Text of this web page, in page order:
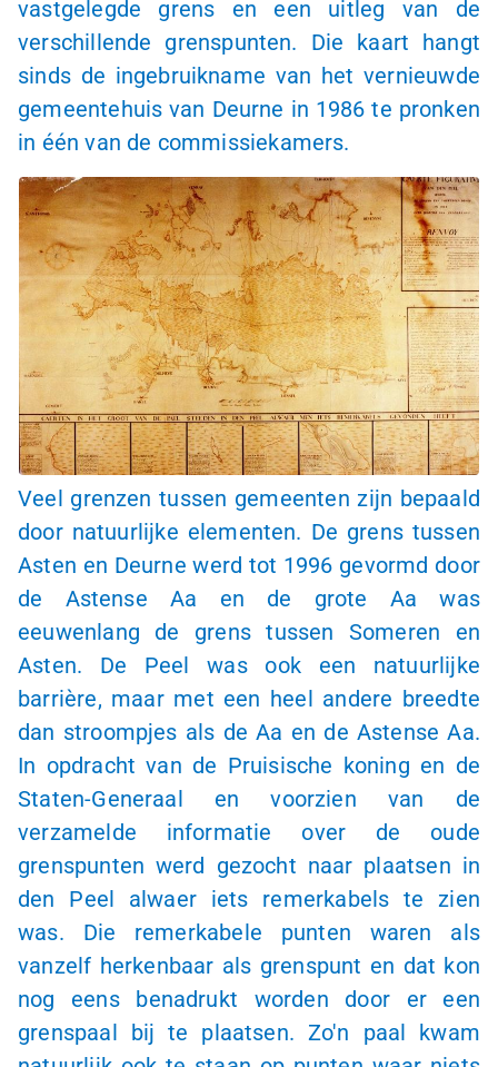
vastgelegde grens en een uitleg van de
verschillende grenspunten. Die kaart hangt
sinds de ingebruikname van het vernieuwde
gemeentehuis van Deurne in 1986 te pronken
in één van de commissiekamers.
Veel grenzen tussen gemeenten zijn bepaald
door natuurlijke elementen. De grens tussen
Asten en Deurne werd tot 1996 gevormd door
de Astense Aa en de grote Aa was
eeuwenlang de grens tussen Someren en
Asten. De Peel was ook een natuurlijke
barrière, maar met een heel andere breedte
dan stroompjes als de Aa en de Astense Aa.
In opdracht van de Pruisische koning en de
Staten-Generaal en voorzien van de
verzamelde informatie over de oude
grenspunten werd gezocht naar plaatsen in
den Peel alwaer iets remerkabels te zien
was. Die remerkabele punten waren als
vanzelf herkenbaar als grenspunt en dat kon
nog eens benadrukt worden door er een
grenspaal bij te plaatsen. Zo'n paal kwam